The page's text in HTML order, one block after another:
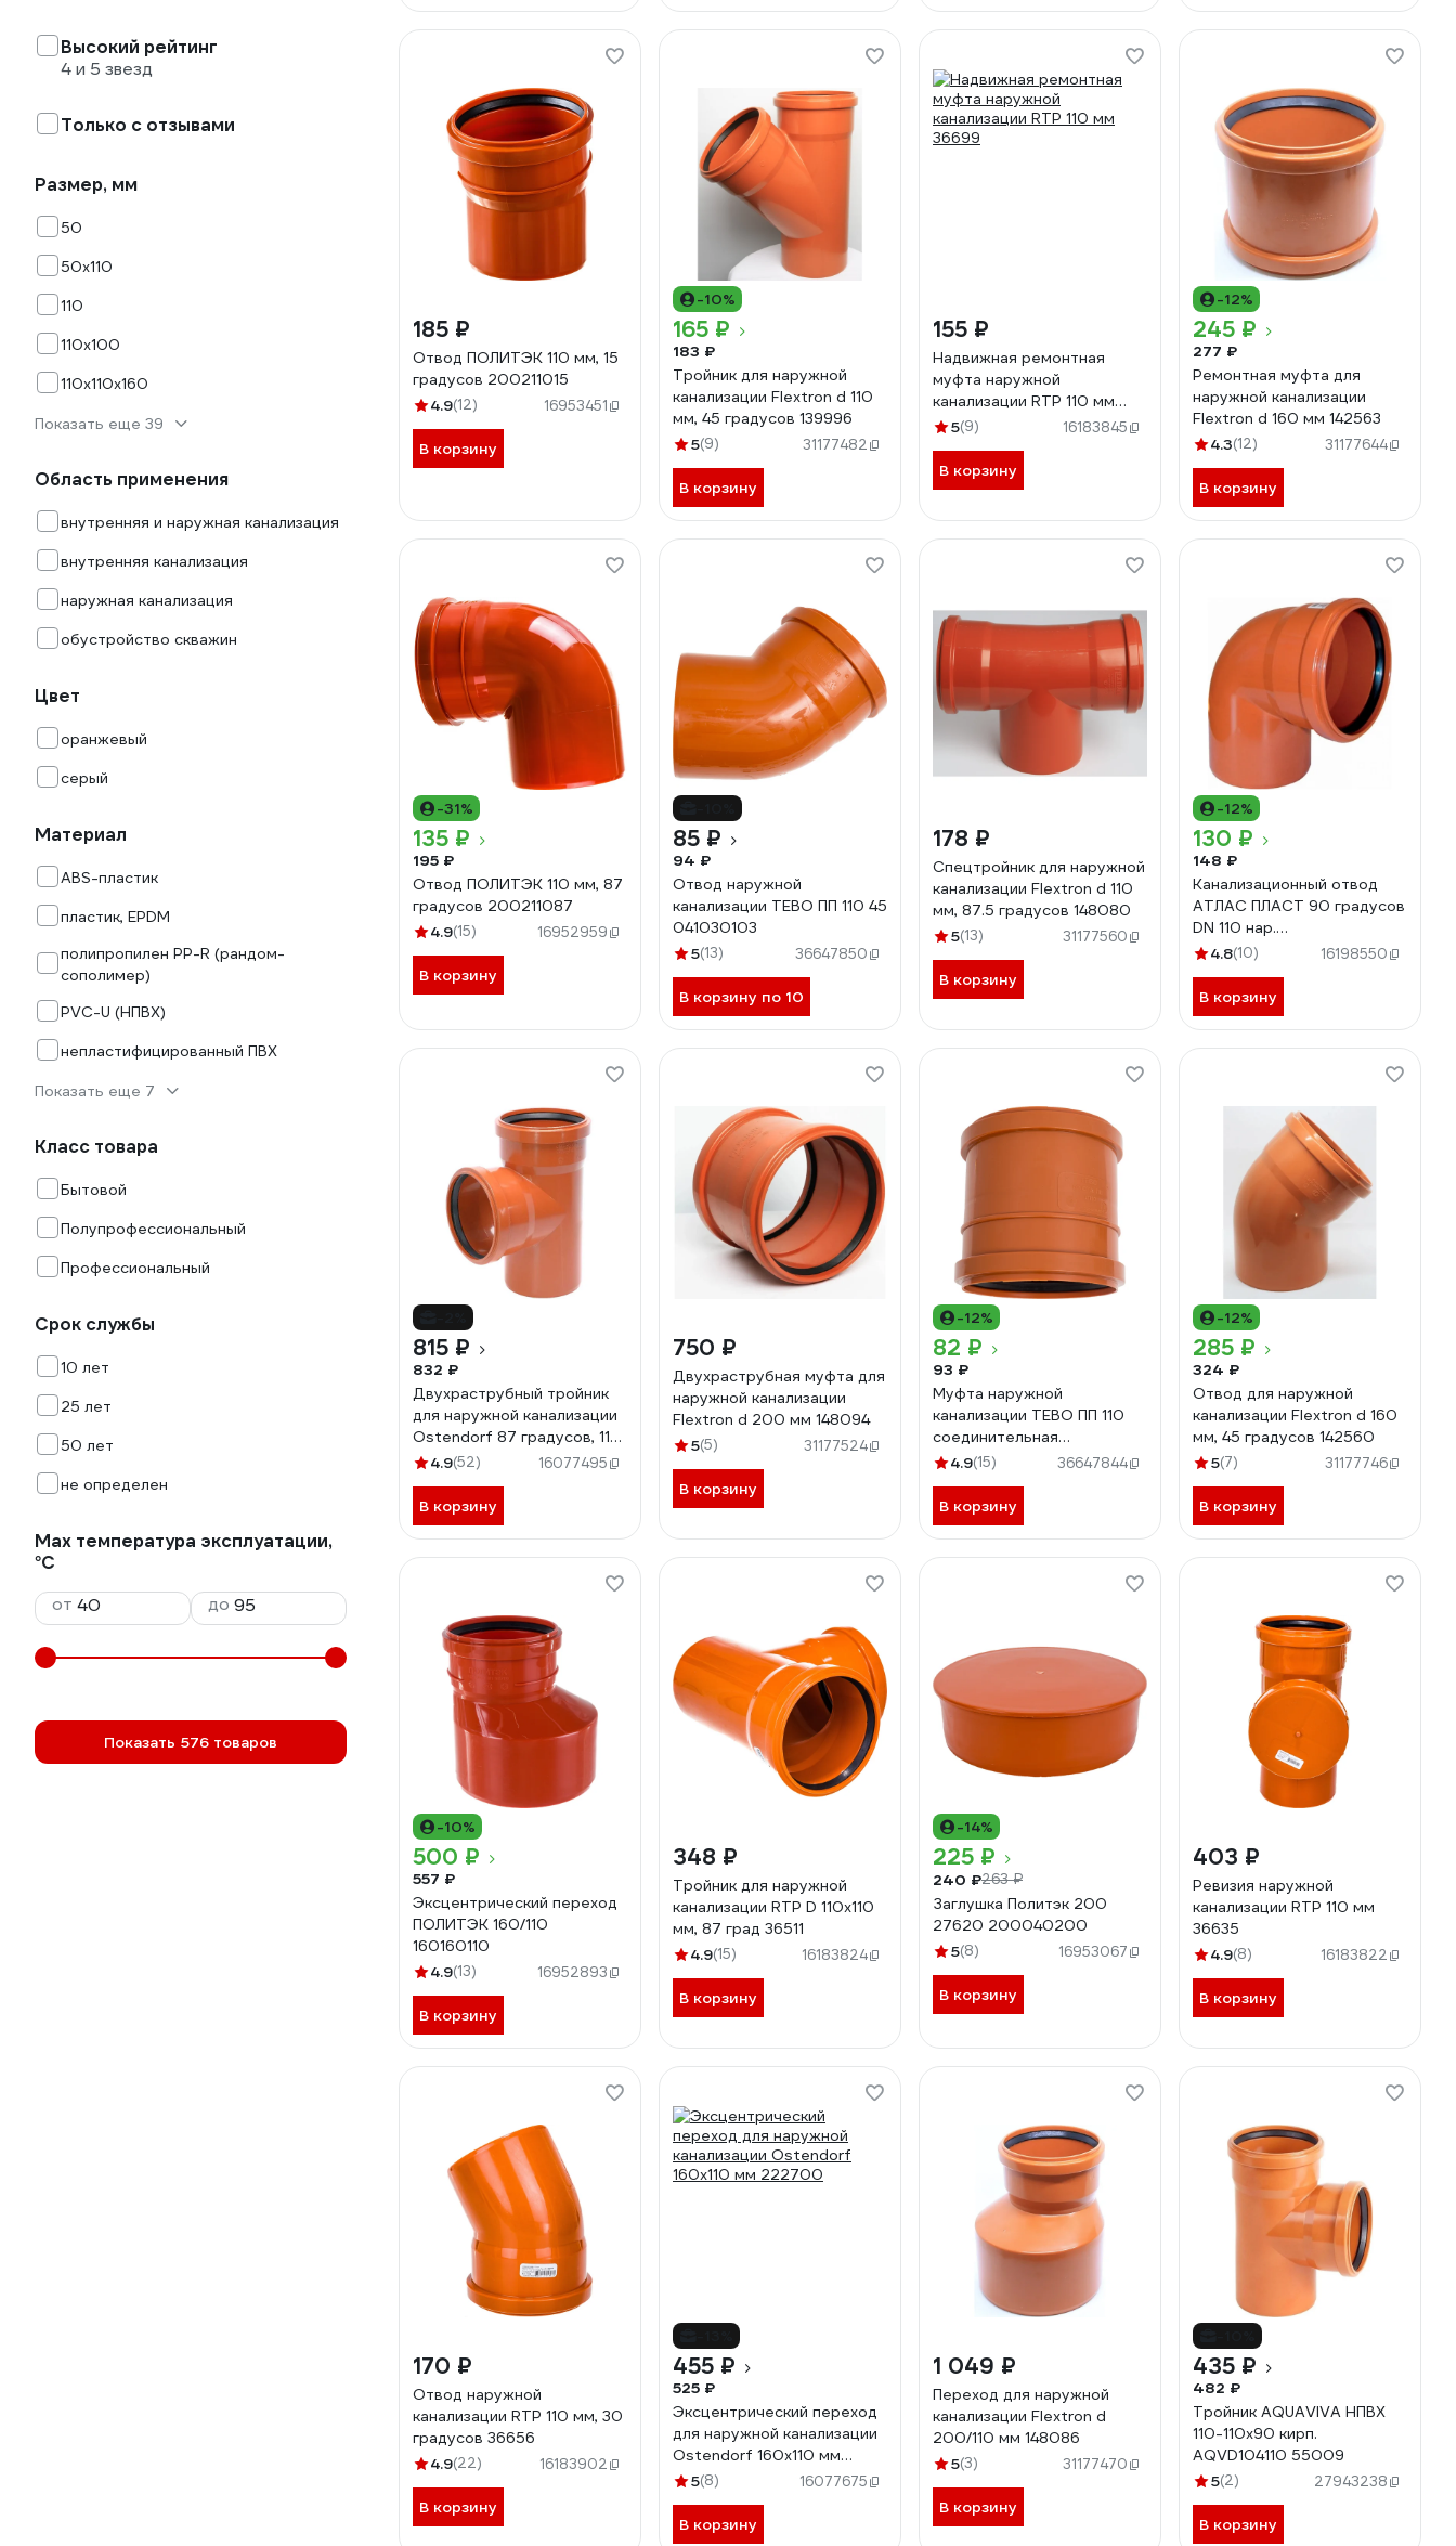
Высокий рейтинг
4 и 5 звезд
Только с отзывами
Размер, мм
50
50х110
110
110x100
110x110x160
Показать еще 39
Область применения
внутренняя и наружная канализация
внутренняя канализация
наружная канализация
обустройство скважин
Цвет
оранжевый
серый
Материал
ABS-пластик
пластик, EPDM
полипропилен PP-R (рандом-
сополимер)
PVC-U (НПВХ)
непластифицированный ПВХ
Показать еще 7
Класс товара
Бытовой
Полупрофессиональный
Профессиональный
Срок службы
10 лет
25 лет
50 лет
не определен
Max температура эксплуатации,
°С
от
до
Показать 576 товаров
185 ₽
Отвод ПОЛИТЭК 110 мм, 15
градусов 200211015
4.9(12) 16953451
В корзину
-10%
165 ₽
183 ₽
Тройник для наружной
канализации Flextron d 110
мм, 45 градусов 139996
5(9) 31177482
В корзину
155 ₽
Надвижная ремонтная
муфта наружной
канализации RTP 110 мм
36699
5(9) 16183845
В корзину
-12%
245 ₽
277 ₽
Ремонтная муфта для
наружной канализации
Flextron d 160 мм 142563
4.3(12) 31177644
В корзину
-31%
135 ₽
195 ₽
Отвод ПОЛИТЭК 110 мм, 87
градусов 200211087
4.9(15) 16952959
В корзину
85 ₽
94 ₽
Отвод наружной
канализации TEBO ПП 110 45
041030103
5(13) 36647850
В корзину по 10
178 ₽
Спецтройник для наружной
канализации Flextron d 110
мм, 87.5 градусов 148080
5(13) 31177560
В корзину
-12%
130 ₽
148 ₽
Канализационный отвод
АТЛАС ПЛАСТ 90 градусов
DN 110 нар.
SPNCEB9000110
4.8(10) 16198550
В корзину
815 ₽
832 ₽
Двухраструбный тройник
для наружной канализации
Ostendorf 87 градусов, 110
220400
4.9(52) 16077495
В корзину
750 ₽
Двухраструбная муфта для
наружной канализации
Flextron d 200 мм 148094
5(5) 31177524
В корзину
-12%
82 ₽
93 ₽
Муфта наружной
канализации TEBO ПП 110
соединительная
041020201
4.9(15) 36647844
В корзину
-12%
285 ₽
324 ₽
Отвод для наружной
канализации Flextron d 160
мм, 45 градусов 142560
5(7) 31177746
В корзину
-10%
500 ₽
557 ₽
Эксцентрический переход
ПОЛИТЭК 160/110
160160110
4.9(13) 16952893
В корзину
348 ₽
Тройник для наружной
канализации RTP D 110х110
мм, 87 град 36511
4.9(15) 16183824
В корзину
-14%
225 ₽
240 ₽263 ₽
Заглушка Политэк 200
27620 200040200
5(8) 16953067
В корзину
403 ₽
Ревизия наружной
канализации RTP 110 мм
36635
4.9(8) 16183822
В корзину
170 ₽
Отвод наружной
канализации RTP 110 мм, 30
градусов 36656
4.9(22) 16183902
В корзину
455 ₽
525 ₽
Эксцентрический переход
для наружной канализации
Ostendorf 160х110 мм
222700
5(8) 16077675
В корзину
1 049 ₽
Переход для наружной
канализации Flextron d
200/110 мм 148086
5(3) 31177470
В корзину
435 ₽
482 ₽
Тройник AQUAVIVA НПВХ
110-110x90 кирп.
AQVD104110 55009
5(2) 27943238
В корзину